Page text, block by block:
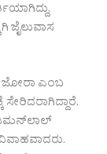
ಜೈಲುವಾಸ
ಜೋರಾ ಎಂಬ
ಜಮನ್‍ಲಾಲ್